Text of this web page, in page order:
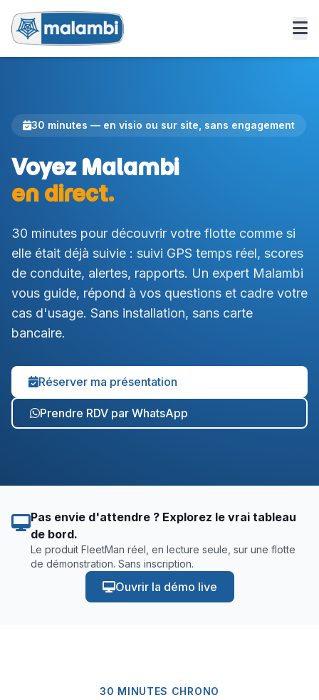
30 minutes — en visio ou sur site, sans engagement
Voyez Malambi
en direct.
30 minutes pour découvrir votre flotte comme si
elle était déjà suivie : suivi GPS temps réel, scores
de conduite, alertes, rapports. Un expert Malambi
vous guide, répond à vos questions et cadre votre
cas d'usage. Sans installation, sans carte
bancaire.
Réserver ma présentation
Prendre RDV par WhatsApp
Pas envie d'attendre ? Explorez le vrai tableau
de bord.
Le produit FleetMan réel, en lecture seule, sur une flotte
de démonstration. Sans inscription.
Ouvrir la démo live
30 MINUTES CHRONO